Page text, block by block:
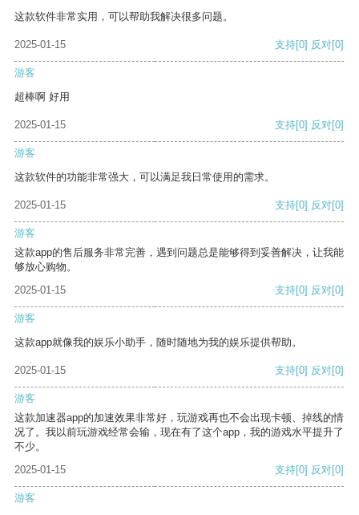
这款软件非常实用，可以帮助我解决很多问题。
2025-01-15 支持[0] 反对[0]
游客
超棒啊 好用
2025-01-15 支持[0] 反对[0]
游客
这款软件的功能非常强大，可以满足我日常使用的需求。
2025-01-15 支持[0] 反对[0]
游客
这款app的售后服务非常完善，遇到问题总是能够得到妥善解决，让我能
够放心购物。
2025-01-15
支持[0] 反对[0]
游客
这款app就像我的娱乐小助手，随时随地为我的娱乐提供帮助。
2025-01-15 支持[0] 反对[0]
游客
这款加速器app的加速效果非常好，玩游戏再也不会出现卡顿、掉线的情
况了。我以前玩游戏经常会输，现在有了这个app，我的游戏水平提升了
不少。
2025-01-15
支持[0] 反对[0]
游客